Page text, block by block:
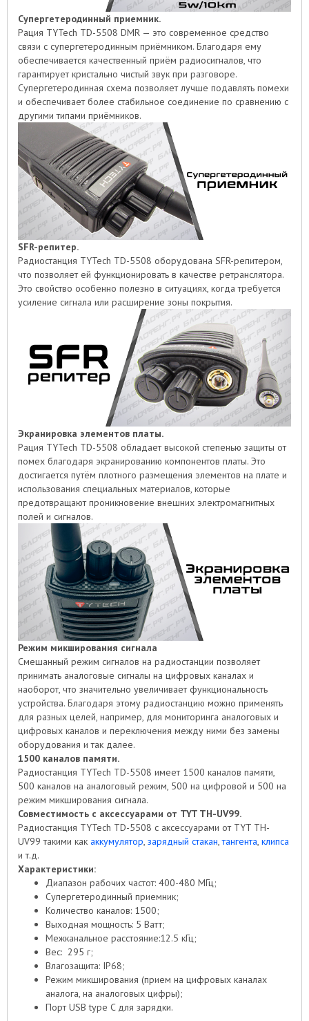
Супергетеродинный приемник.
Рация TYTech TD-5508 DMR — это современное средство
связи с супергетеродинным приёмником. Благодаря ему
обеспечивается качественный приём радиосигналов, что
гарантирует кристально чистый звук при разговоре.
Супергетеродинная схема позволяет лучше подавлять помехи
и обеспечивает более стабильное соединение по сравнению с
другими типами приёмников.
SFR-репитер.
Радиостанция TYTech TD-5508 оборудована SFR-репитером,
что позволяет ей функционировать в качестве ретранслятора.
Это свойство особенно полезно в ситуациях, когда требуется
усиление сигнала или расширение зоны покрытия.
Экранировка элементов платы.
Рация TYTech TD-5508 обладает высокой степенью защиты от
помех благодаря экранированию компонентов платы. Это
достигается путём плотного размещения элементов на плате и
использования специальных материалов, которые
предотвращают проникновение внешних электромагнитных
полей и сигналов.
Режим микширования сигнала
Смешанный режим сигналов на радиостанции позволяет
принимать аналоговые сигналы на цифровых каналах и
наоборот, что значительно увеличивает функциональность
устройства. Благодаря этому радиостанцию можно применять
для разных целей, например, для мониторинга аналоговых и
цифровых каналов и переключения между ними без замены
оборудования и так далее.
1500 каналов памяти.
Радиостанция TYTech TD-5508 имеет 1500 каналов памяти,
500 каналов на аналоговый режим, 500 на цифровой и 500 на
режим микширования сигнала.
Совместимость с аксессуарами от TYT TH-UV99.
Радиостанция TYTech TD-5508 с аксессуарами от TYT TH-
UV99 такими как аккумулятор, зарядный стакан,тангента, клипса
и т.д.
Характеристики:
Диапазон рабочих частот: 400-480 МГц;
Супергетеродинный приемник;
Количество каналов: 1500;
Выходная мощность: 5 Ватт;
Межканальное расстояние:12.5 кГц;
Вес: 295 г;
Влагозащита: IP68;
Режим микширования (прием на цифровых каналах
аналога, на аналоговых цифры);
Порт USB type C для зарядки.